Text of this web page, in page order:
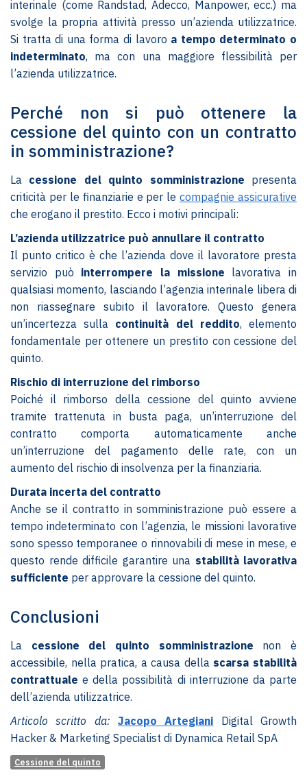
interinale (come Randstad, Adecco, Manpower, ecc.) ma
svolge la propria attività presso un’azienda utilizzatrice.
Si tratta di una forma di lavoro a tempo determinato o
indeterminato, ma con una maggiore flessibilità per
l’azienda utilizzatrice.
Perché non si può ottenere la
cessione del quinto con un contratto
in somministrazione?
La cessione del quinto somministrazione presenta
criticità per le finanziarie e per lecompagnie assicurative
che erogano il prestito. Ecco i motivi principali:
L’azienda utilizzatrice può annullare il contratto
Il punto critico è che l’azienda dove il lavoratore presta
servizio può interrompere la missione lavorativa in
qualsiasi momento, lasciando l’agenzia interinale libera di
non riassegnare subito il lavoratore. Questo genera
un’incertezza sulla continuità del reddito, elemento
fondamentale per ottenere un prestito con cessione del
quinto.
Rischio di interruzione del rimborso
Poiché il rimborso della cessione del quinto avviene
tramite trattenuta in busta paga, un’interruzione del
contratto comporta automaticamente anche
un’interruzione del pagamento delle rate, con un
aumento del rischio di insolvenza per la finanziaria.
Durata incerta del contratto
Anche se il contratto in somministrazione può essere a
tempo indeterminato con l’agenzia, le missioni lavorative
sono spesso temporanee o rinnovabili di mese in mese, e
questo rende difficile garantire una stabilità lavorativa
sufficiente per approvare la cessione del quinto.
Conclusioni
La cessione del quinto somministrazione non è
accessibile, nella pratica, a causa della scarsa stabilità
contrattuale e della possibilità di interruzione da parte
dell’azienda utilizzatrice.
Articolo scritto da:
Jacopo Artegiani Digital Growth
Hacker & Marketing Specialist di Dynamica Retail SpA
Cessione del quinto